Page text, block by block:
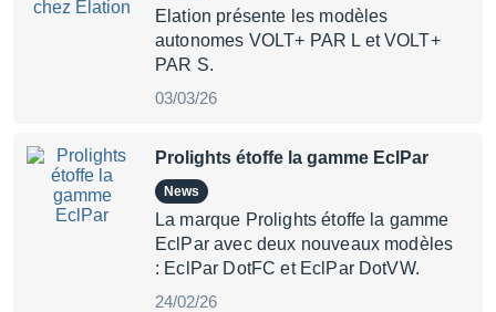
Elation présente les modèles
autonomes VOLT+ PAR L et VOLT+
PAR S.
03/03/26
Prolights étoffe la gamme EclPar
News
La marque Prolights étoffe la gamme
EclPar avec deux nouveaux modèles
: EclPar DotFC et EclPar DotVW.
24/02/26